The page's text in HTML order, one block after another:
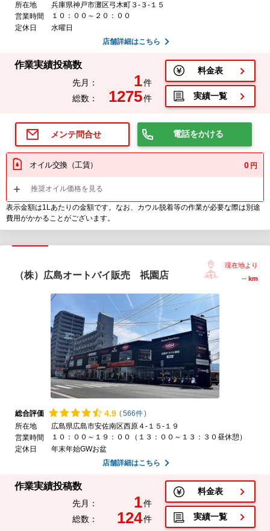
所在地
兵庫県神戸市灘区弓木町３-３-１５
営業時間
１０：００～２０：００
定休日
水曜日
店舗詳細はこちら
作業実績投稿数
先月： 1件
総数：
1275件
料金表
実績一覧
メンテ問合せ 電話をかける
オイル交換（工賃） 0 円
推奨オイル価格を見る
表示金額は1Lあたりの金額です。なお、カウル脱着等の作業が必要な際は別途
費用がかかることがございます。
（株）広島オートバイ販売 祇園店
現在地より
-- km
総合評価 4.9 (566件)
所在地
広島県広島市安佐南区西原４-１５-１９
営業時間
１０：００～１９：００（１３：００～１３：３０昼休憩）
定休日
年末年始GWお盆
店舗詳細はこちら
作業実績投稿数
先月： 1件
総数：
124件
料金表
実績一覧